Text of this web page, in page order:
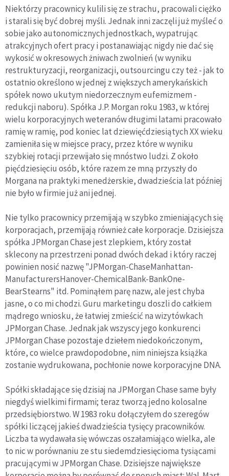
Niektórzy pracownicy kulili się ze strachu, pracowali ciężko
i starali się być dobrej myśli. Jednak inni zaczęli już myśleć o
sobie jako autonomicznych jednostkach, wypatrując
atrakcyjnych ofert pracy i postanawiając nigdy nie dać się
wykosić w okresowych żniwach zwolnień (w wyniku
restrukturyzacji, reorganizacji, outsourcingu czy też - jak to
ostatnio określono w jednej z większych amerykańskich
spółek nowo ukutym niedorzecznym eufemizmem -
redukcji naboru). Spółka J.P. Morgan roku 1983, w której
wielu korporacyjnych weteranów długimi latami pracowało
ramię w ramię, pod koniec lat dziewięćdziesiątych XX wieku
zamieniła się w miejsce pracy, przez które w wyniku
szybkiej rotacji przewijało się mnóstwo ludzi. Z około
pięćdziesięciu osób, które razem ze mną przyszły do
Morgana na praktyki menedżerskie, dwadzieścia lat później
nie było w firmie już ani jednej.
Nie tylko pracownicy przemijają w szybko zmieniających się
korporacjach, przemijają również całe korporacje. Dzisiejsza
spółka JPMorgan Chase jest zlepkiem, który został
sklecony na przestrzeni ponad dwóch dekad i który raczej
powinien nosić nazwę "JPMorgan-ChaseManhattan-
ManufacturersHanover-ChemicalBank-BankOne-
BearStearns" itd. Pominąłem parę nazw, ale jest chyba
jasne, o co mi chodzi. Guru marketingu doszli do całkiem
mądrego wniosku, że łatwiej zmieścić na wizytówkach
JPMorgan Chase. Jednak jak wszyscy jego konkurenci
JPMorgan Chase pozostaje dziełem niedokończonym,
które, co wielce prawdopodobne, nim niniejsza książka
zostanie wydrukowana, pochłonie nowe korporacyjne DNA.
Spółki składające się dzisiaj na JPMorgan Chase same były
niegdyś wielkimi firmami; teraz tworzą jedno kolosalne
przedsiębiorstwo. W 1983 roku dołączyłem do szeregów
spółki liczącej jakieś dwadzieścia tysięcy pracowników.
Liczba ta wydawała się wówczas oszałamiająco wielka, ale
to nic w porównaniu ze stu siedemdziesięcioma tysiącami
pracującymi w JPMorgan Chase. Dzisiejsze największe